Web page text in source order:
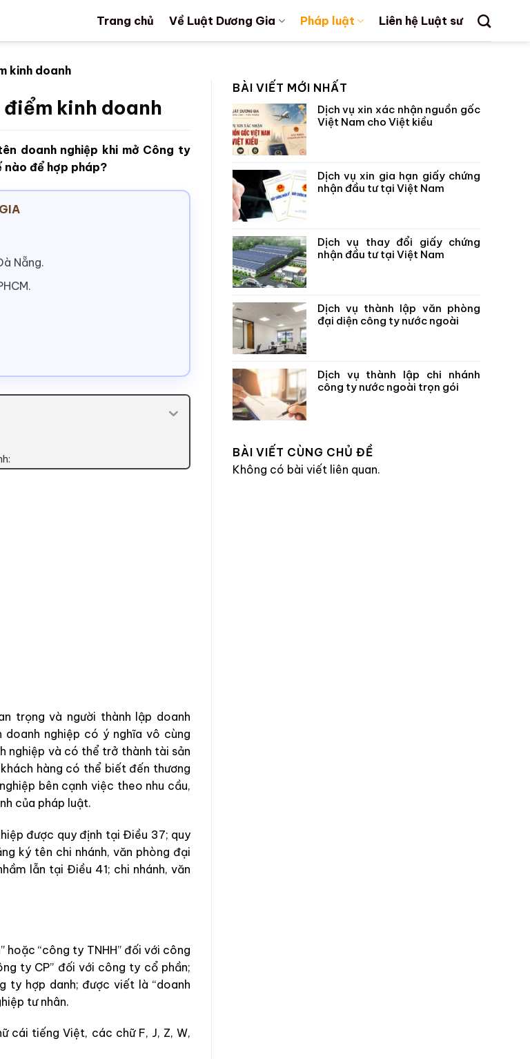
Trang chủ Về Luật Dương Gia Pháp luật Liên hệ Luật sư
kinh doanh
kinh doanh
doanh nghiệp khi mở Công ty
nào để hợp pháp?
Nẵng.
trọng và người thành lập doanh
nghiệp có ý nghĩa vô cùng
nghiệp và có thể trở thành tài sản
hàng có thể biết đến thương
bên cạnh việc theo nhu cầu,
của pháp luật.
được quy định tại Điều 37; quy
ký tên chi nhánh, văn phòng đại
lẫn tại Điều 41; chi nhánh, văn
hoặc “công ty TNHH” đối với công
ty CP” đối với công ty cổ phần;
ty hợp danh; được viết là “doanh
tư nhân.
cái tiếng Việt, các chữ F, J, Z, W,
BÀI VIẾT MỚI NHẤT
Dịch vụ xin xác nhận nguồn gốc
Việt Nam cho Việt kiều
Dịch vụ xin gia hạn giấy chứng
nhận đầu tư tại Việt Nam
Dịch vụ thay đổi giấy chứng
nhận đầu tư tại Việt Nam
Dịch vụ thành lập văn phòng
đại diện công ty nước ngoài
Dịch vụ thành lập chi nhánh
công ty nước ngoài trọn gói
BÀI VIẾT CÙNG CHỦ ĐỀ
Không có bài viết liên quan.